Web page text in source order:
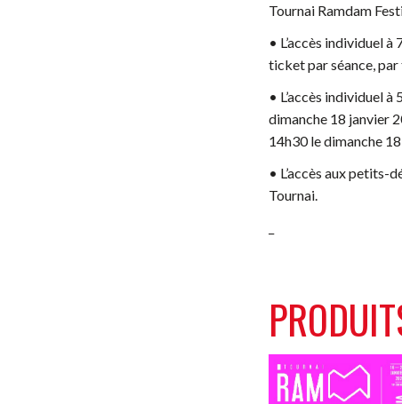
Tournai Ramdam
• L’accès individuel à
ticket par séance,
• L’accès individuel à
dimanche 18 janvier
14h30 le dimanche
• L’accès aux petits-
Tournai.